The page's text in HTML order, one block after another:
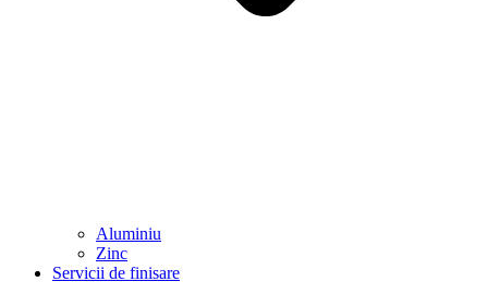
Aluminiu
Zinc
Servicii de finisare